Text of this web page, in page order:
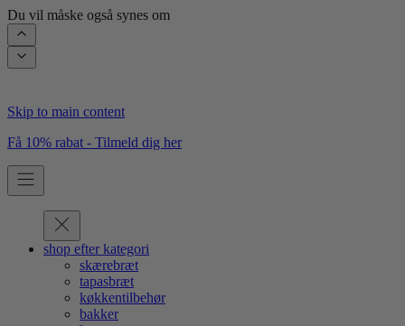
Du vil måske også synes om
Skip to main content
Få 10% rabat - Tilmeld dig her
shop efter kategori
skærebræt
tapasbræt
køkkentilbehør
bakker